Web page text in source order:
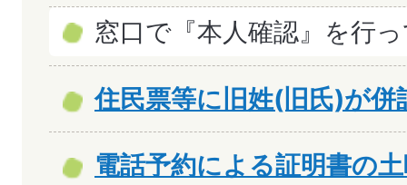
窓口で『本人確認』を行
住民票等に旧姓(旧氏)が併
電話予約による証明書の